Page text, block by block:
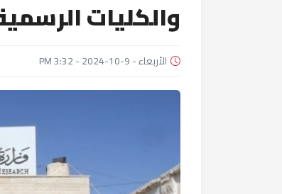
والكليات
الأربعاء - 9-10-2024 - 3:32 PM